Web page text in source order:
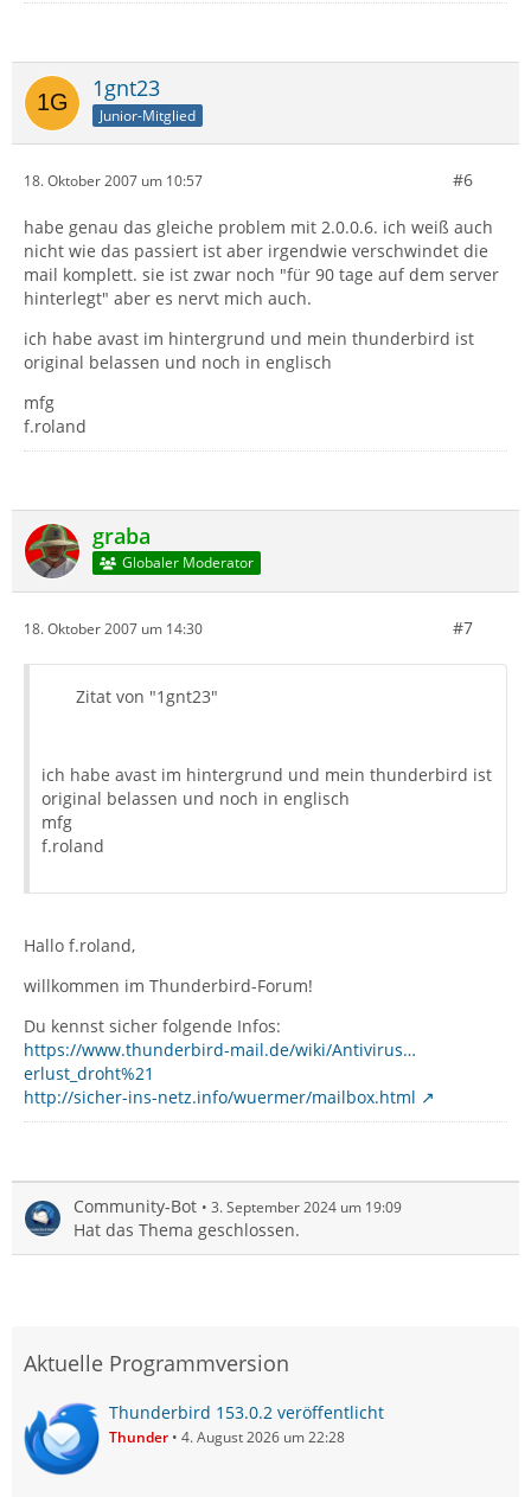
1gnt23
Junior-Mitglied
18. Oktober 2007 um 10:57 #6
habe genau das gleiche problem mit 2.0.0.6. ich weiß auch
nicht wie das passiert ist aber irgendwie verschwindet die
mail komplett. sie ist zwar noch "für 90 tage auf dem server
hinterlegt" aber es nervt mich auch.
ich habe avast im hintergrund und mein thunderbird ist
original belassen und noch in englisch
mfg
f.roland
graba
Globaler Moderator
18. Oktober 2007 um 14:30 #7
Zitat von "1gnt23"
ich habe avast im hintergrund und mein thunderbird ist
original belassen und noch in englisch
mfg
f.roland
Hallo f.roland,
willkommen im Thunderbird-Forum!
Du kennst sicher folgende Infos:
https://www.thunderbird-mail.de/wiki/Antivirus…
erlust_droht%21
http://sicher-ins-netz.info/wuermer/mailbox.html
Community-Bot 3. September 2024 um 19:09
Hat das Thema geschlossen.
Aktuelle Programmversion
Thunderbird 153.0.2 veröffentlicht
Thunder 4. August 2026 um 22:28